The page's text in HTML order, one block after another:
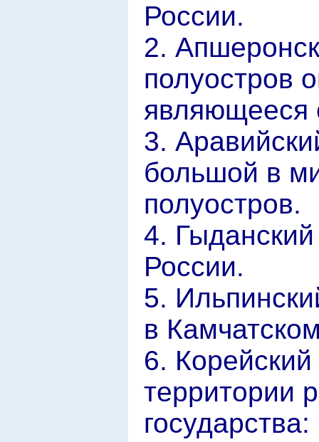
России.
2.
полуостров
являющееся
3.
большой в
полуостров.
4.
России.
5.
в
6.
территории